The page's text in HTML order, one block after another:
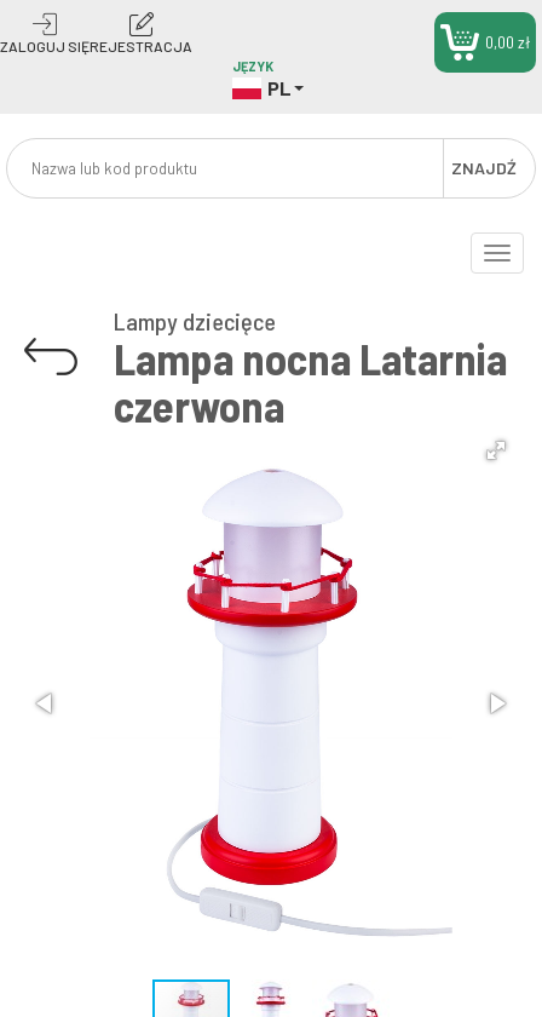
ZALOGUJ SIĘREJESTRACJA
JĘZYK
PL
ZNAJDŹ
0,00 zł
Toggle
Lampy dziecięce
Lampa nocna Latarnia
czerwona